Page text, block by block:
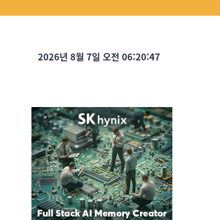
2026년 8월 7일 오전 06:20:48